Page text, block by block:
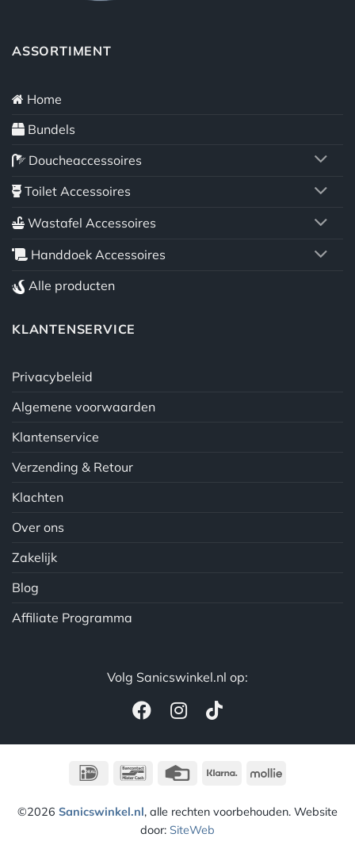
ASSORTIMENT
Home
Bundels
Doucheaccessoires
Toilet Accessoires
Wastafel Accessoires
Handdoek Accessoires
Alle producten
KLANTENSERVICE
Privacybeleid
Algemene voorwaarden
Klantenservice
Verzending & Retour
Klachten
Over ons
Zakelijk
Blog
Affiliate Programma
Volg Sanicswinkel.nl op:
IDeal BancontactCredit
Klarna Mollie
©2026 Sanicswinkel.nl, alle rechten voorbehouden. Website
door: SiteWeb